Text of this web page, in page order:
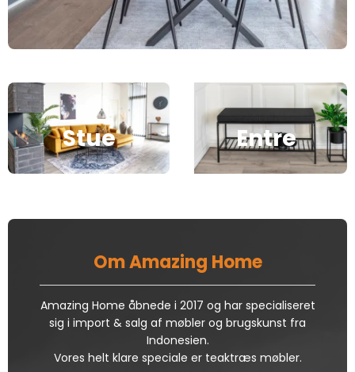
Stue Entre
Om Amazing Home
Amazing Home åbnede i 2017 og har specialiseret
sig i import & salg af møbler og brugskunst fra
Indonesien.
Vores helt klare speciale er teaktræs møbler.